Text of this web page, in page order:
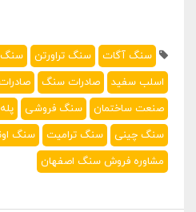
سنگ آگات سنگ تراورتن سنگ
اسلب سفید
صادرات سنگ
صنعت ساختمان
سنگ فروشی پله
سنگ چینی
سنگ ترامیت
سنگ
مشاوره فروش سنگ اصفهان